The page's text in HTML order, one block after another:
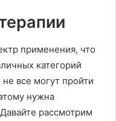
применения, что
категорий
все могут пройти
нужна
рассмотрим